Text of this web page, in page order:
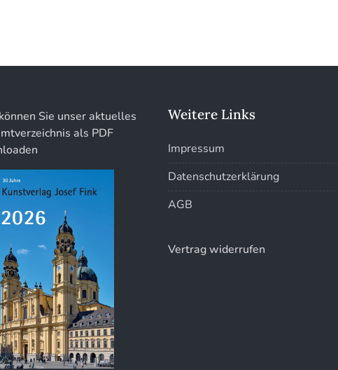
können Sie unser aktuelles
als PDF
Weitere Links
Impressum
Datenschutzerklärung
AGB
Vertrag widerrufen